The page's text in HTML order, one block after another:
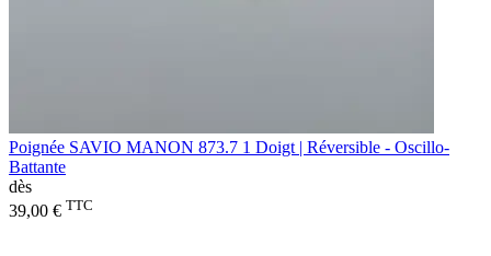
Poignée SAVIO MANON 873.7 1 Doigt | Réversible - Oscillo-
Battante
dès
39,00 € TTC